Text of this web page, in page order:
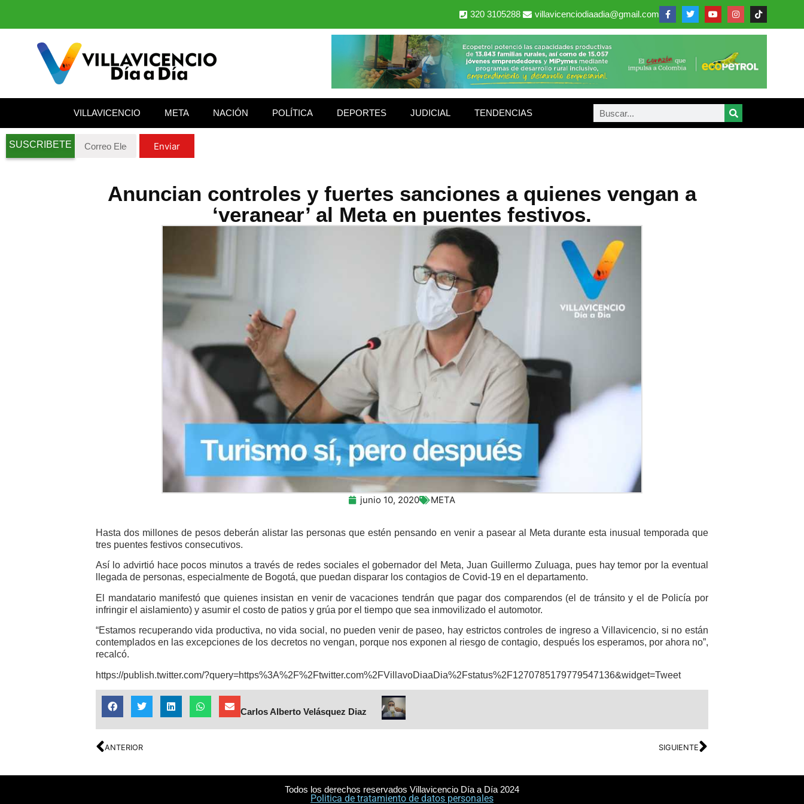
320 3105288 villavicenciodiaadia@gmail.com
VILLAVICENCIO META NACIÓN POLÍTICA DEPORTES JUDICIAL TENDENCIAS
SUSCRIBETE Enviar
Anuncian controles y fuertes sanciones a quienes vengan a
‘veranear’ al Meta en puentes festivos.
junio 10, 2020 META
Hasta dos millones de pesos deberán alistar las personas que estén pensando en venir a pasear al Meta durante esta inusual temporada que
tres puentes festivos consecutivos.
Así lo advirtió hace pocos minutos a través de redes sociales el gobernador del Meta, Juan Guillermo Zuluaga, pues hay temor por la eventual
llegada de personas, especialmente de Bogotá, que puedan disparar los contagios de Covid-19 en el departamento.
El mandatario manifestó que quienes insistan en venir de vacaciones tendrán que pagar dos comparendos (el de tránsito y el de Policía por
infringir el aislamiento) y asumir el costo de patios y grúa por el tiempo que sea inmovilizado el automotor.
“Estamos recuperando vida productiva, no vida social, no pueden venir de paseo, hay estrictos controles de ingreso a Villavicencio, si no están
contemplados en las excepciones de los decretos no vengan, porque nos exponen al riesgo de contagio, después los esperamos, por ahora no”,
recalcó.
https://publish.twitter.com/?query=https%3A%2F%2Ftwitter.com%2FVillavoDiaaDia%2Fstatus%2F1270785179779547136&widget=Tweet
Carlos Alberto Velásquez Diaz
ANTERIOR SIGUIENTE
Todos los derechos reservados Villavicencio Día a Día 2024
Politica de tratamiento de datos personales